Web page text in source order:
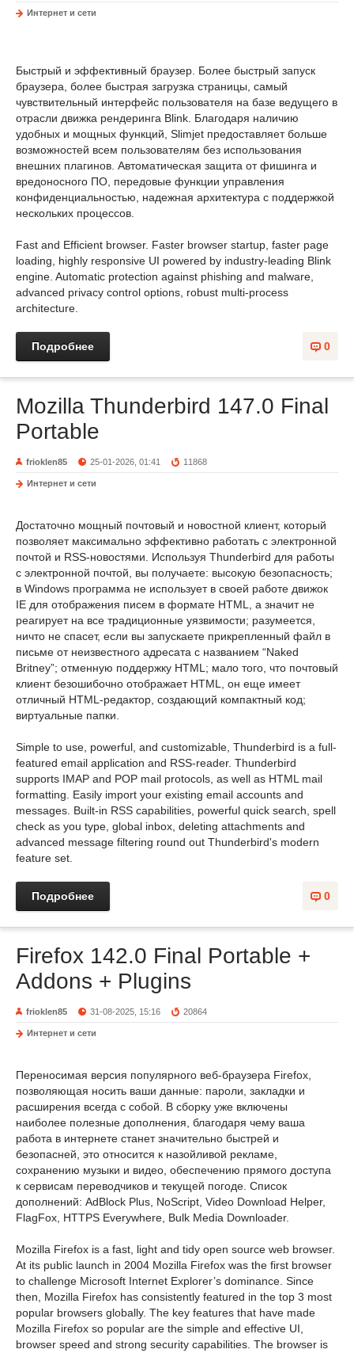
Интернет и сети
Быстрый и эффективный браузер. Более быстрый запуск
браузера, более быстрая загрузка страницы, самый
чувствительный интерфейс пользователя на базе ведущего в
отрасли движка рендеринга Blink. Благодаря наличию
удобных и мощных функций, Slimjet предоставляет больше
возможностей всем пользователям без использования
внешних плагинов. Автоматическая защита от фишинга и
вредоносного ПО, передовые функции управления
конфиденциальностью, надежная архитектура с поддержкой
нескольких процессов.
Fast and Efficient browser. Faster browser startup, faster page
loading, highly responsive UI powered by industry-leading Blink
engine. Automatic protection against phishing and malware,
advanced privacy control options, robust multi-process
architecture.
0
Подробнее
Mozilla Thunderbird 147.0 Final
Portable
frioklen85 25-01-2026, 01:41 11868
Интернет и сети
Достаточно мощный почтовый и новостной клиент, который
позволяет максимально эффективно работать с электронной
почтой и RSS-новостями. Используя Thunderbird для работы
c электронной почтой, вы получаете: высокую безопасность;
в Windows программа не использует в своей работе движок
IE для отображения писем в формате HTML, а значит не
реагирует на все традиционные уязвимости; разумеется,
ничто не спасет, если вы запускаете прикрепленный файл в
письме от неизвестного адресата с названием “Naked
Britney”; отменную поддержку HTML; мало того, что почтовый
клиент безошибочно отображает HTML, он еще имеет
отличный HTML-редактор, создающий компактный код;
виртуальные папки.
Simple to use, powerful, and customizable, Thunderbird is a full-
featured email application and RSS-reader. Thunderbird
supports IMAP and POP mail protocols, as well as HTML mail
formatting. Easily import your existing email accounts and
messages. Built-in RSS capabilities, powerful quick search, spell
check as you type, global inbox, deleting attachments and
advanced message filtering round out Thunderbird's modern
feature set.
0
Подробнее
Firefox 142.0 Final Portable +
Addons + Plugins
frioklen85 31-08-2025, 15:16 20864
Интернет и сети
Переносимая версия популярного веб-браузера Firefox,
позволяющая носить ваши данные: пароли, закладки и
расширения всегда с собой. В сборку уже включены
наиболее полезные дополнения, благодаря чему ваша
работа в интернете станет значительно быстрей и
безопасней, это относится к назойливой рекламе,
сохранению музыки и видео, обеспечению прямого доступа
к сервисам переводчиков и текущей погоде. Список
дополнений: AdBlock Plus, NoScript, Video Download Helper,
FlagFox, HTTPS Everywhere, Bulk Media Downloader.
Mozilla Firefox is a fast, light and tidy open source web browser.
At its public launch in 2004 Mozilla Firefox was the first browser
to challenge Microsoft Internet Explorer’s dominance. Since
then, Mozilla Firefox has consistently featured in the top 3 most
popular browsers globally. The key features that have made
Mozilla Firefox so popular are the simple and effective UI,
browser speed and strong security capabilities. The browser is